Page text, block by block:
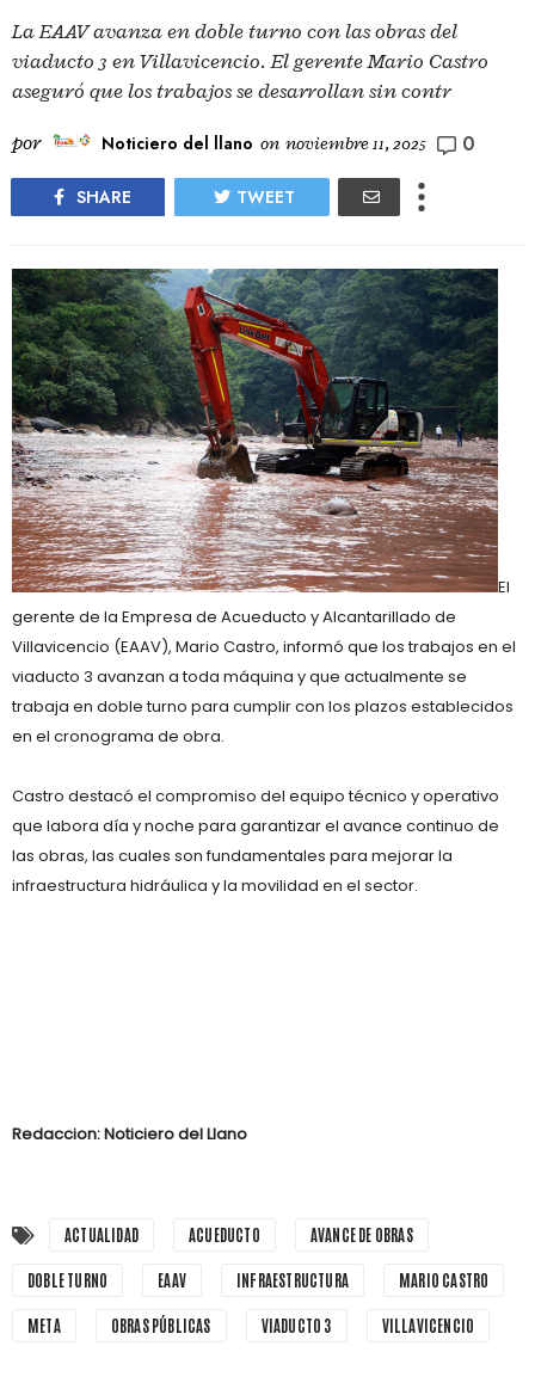
La EAAV avanza en doble turno con las obras del
viaducto 3 en Villavicencio. El gerente Mario Castro
aseguró que los trabajos se desarrollan sin contr
por Noticiero del llano on noviembre 11, 2025 0
SHARE TWEET
El
gerente de la Empresa de Acueducto y Alcantarillado de
Villavicencio (EAAV), Mario Castro, informó que lostrabajos en el
viaducto 3 avanzan a toda máquina y que actualmente se
trabaja en doble turno para cumplir con los plazos establecidos
en el cronograma de obra.
Castro destacó el compromiso del equipo técnico y operativo
que labora día y noche para garantizar el avance continuo de
las obras, las cuales son fundamentales para mejorar la
infraestructura hidráulica y la movilidad en el sector.
Redaccion: Noticiero del Llano
ACTUALIDAD ACUEDUCTO AVANCE DE OBRAS
DOBLE TURNO EAAV INFRAESTRUCTURA MARIO CASTRO
META OBRAS PÚBLICAS VIADUCTO 3 VILLAVICENCIO